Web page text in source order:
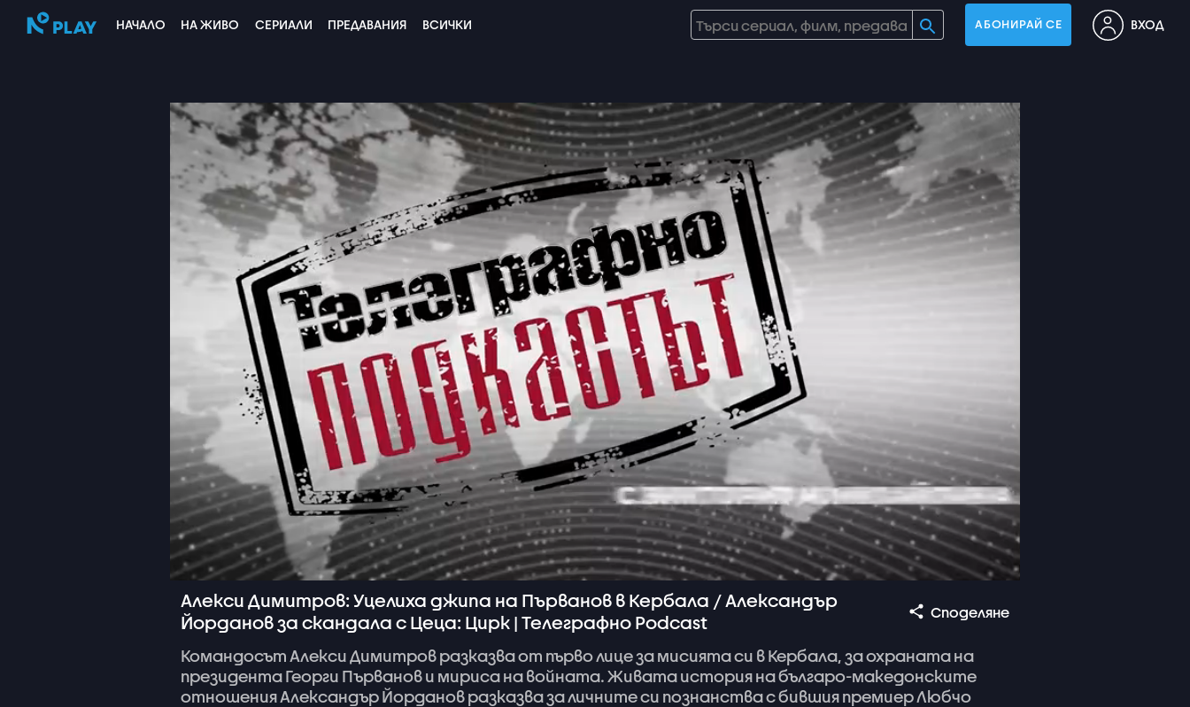
НАЧАЛО НА ЖИВО СЕРИАЛИ ПРЕДАВАНИЯ ВСИЧКИ АБОНИРАЙ СЕ ВХОД
Алекси Димитров: Уцелиха джипа на Първанов в Кербала / Александър
Йорданов за скандала с Цеца: Цирк | Телеграфно Podcast
Споделяне
КомандосътАлексиДимитровразказваот първолицезамисиятаси вКербала, заохранатана
президентаГеорги Първанови мирисанавойната.Живатаисториянабългаро-македонските
отношенияАлександърЙордановразказвазаличнитеси познанствасбившияпремиерЛюбчо